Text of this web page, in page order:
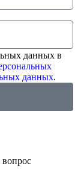
данных в
данных.